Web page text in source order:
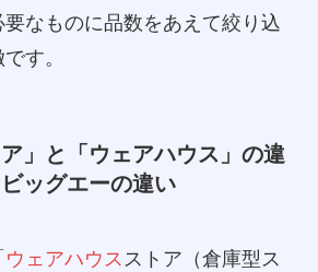
なものに品数をあえて絞り込
す。
ア」と「ウェアハウス」の違
ッグエーの違い
ウェアハウスストア（倉庫型ス